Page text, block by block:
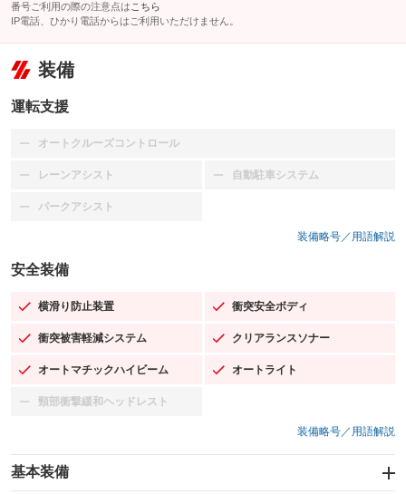
番号ご利用の際の注意点は こちら
IP電話、ひかり電話からはご利用いただけません。
装備
運転支援
オートクルーズコントロール
：装備なし
レーンアシスト
：装備なし 自動駐車システム
：装備なし
パークアシスト
：装備なし
装備略号／用語解説
安全装備
横滑り防止装置
：装備あり 衝突安全ボディ
：装備あり
衝突被害軽減システム
：装備あり クリアランスソナー
：装備あり
オートマチックハイビーム
：装備あり オートライト
：装備あり
頸部衝撃緩和ヘッドレスト
：装備なし
装備略号／用語解説
基本装備